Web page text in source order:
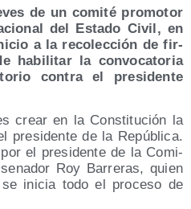
de un comi­té pro­mo­tor
del Esta­do Civil, en
a la reco­lec­ción de fir­
habi­li­tar la con­vo­ca­to­ria
con­tra el pre­si­den­te
crear en la Cons­ti­tu­ción la
pre­si­den­te de la Repú­bli­ca.
el pre­si­den­te de la Comi­
Roy Barre­ras, quien
ini­cia todo el pro­ce­so de